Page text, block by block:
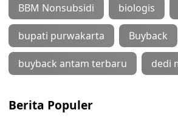
BBM Nonsubsidi biologis
bupati purwakarta Buyback
buyback antam terbaru dedi
Berita Populer